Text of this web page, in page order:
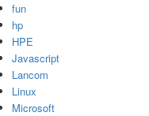
fun
hp
HPE
Javascript
Lancom
Linux
Microsoft